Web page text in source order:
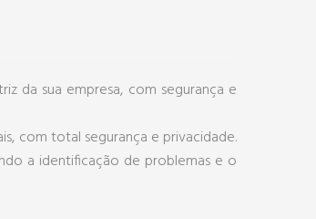
da sua empresa, com segurança e
com total segurança e privacidade.
a identificação de problemas e o